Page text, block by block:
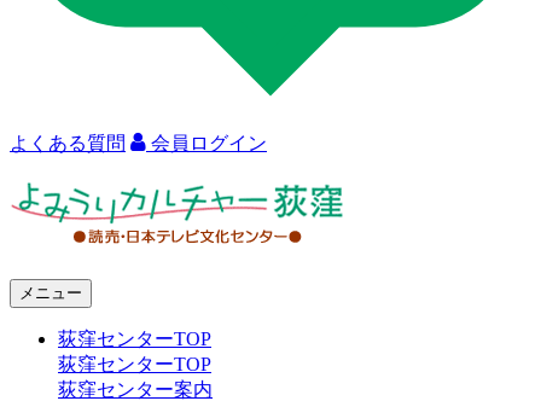
よくある質問 会員ログイン
メニュー
荻窪センターTOP
荻窪センターTOP
荻窪センター案内